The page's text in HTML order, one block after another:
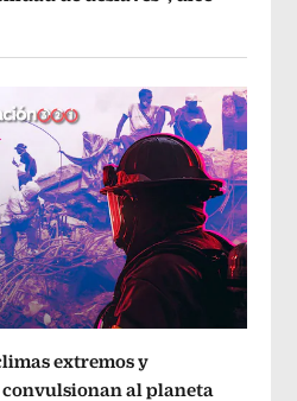
extremos y
al planeta